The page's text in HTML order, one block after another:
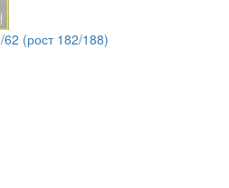
(рост 182/188)